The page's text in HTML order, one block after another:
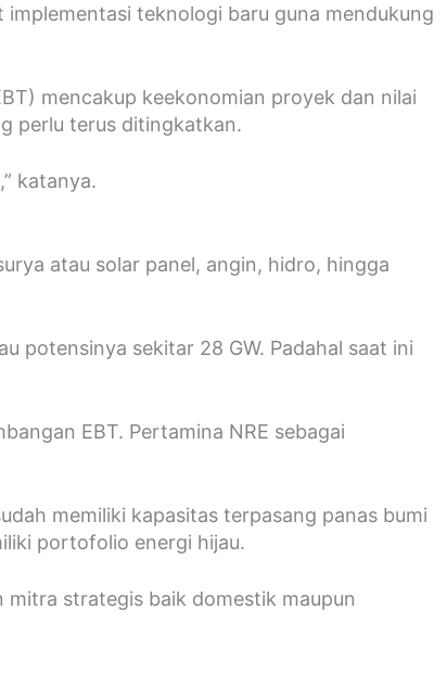
teknologi baru guna mendukung
mencakup keekonomian proyek dan nilai
perlu terus ditingkatkan.
katanya.
atau solar panel, angin, hidro, hingga
potensinya sekitar 28 GW. Padahal saat ini
EBT. Pertamina NRE sebagai
memiliki kapasitas terpasang panas bumi
portofolio energi hijau.
strategis baik domestik maupun